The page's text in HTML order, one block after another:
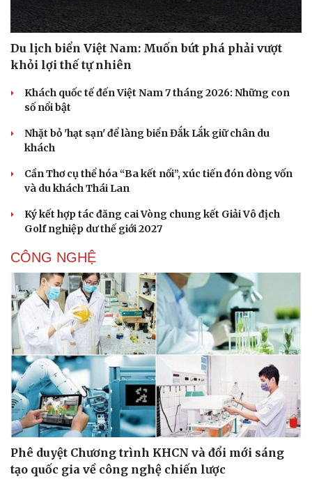
Văn hóa
Sân khấu - Điện ảnh
Văn học
Âm nhạc
Di sản
Giải trí
Nghệ sĩ
Thời trang
Sao Việt
Du lịch biển Việt Nam: Muốn bứt phá phải vượt
khỏi lợi thế tự nhiên
Khách quốc tế đến Việt Nam 7 tháng 2026: Những con
số nổi bật
Nhặt bỏ 'hạt sạn' để làng biển Đắk Lắk giữ chân du
khách
Cần Thơ cụ thể hóa “Ba kết nối”, xúc tiến đón dòng vốn
và du khách Thái Lan
Ký kết hợp tác đăng cai Vòng chung kết Giải Vô địch
Golf nghiệp dư thế giới 2027
CÔNG NGHỆ
Phê duyệt Chương trình KHCN và đổi mới sáng
tạo quốc gia về công nghệ chiến lược